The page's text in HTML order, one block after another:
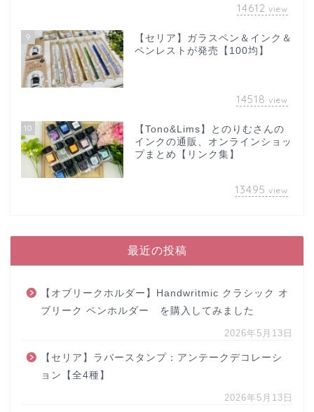
14612 view
9
【セリア】ガラスペン＆インク＆
ペンレストが発売【100均】
14518 view
10
【Tono&Lims】とのりむさんの
インクの通販、オンラインショッ
プまとめ【リンク集】
13495 view
最近の投稿
【オブリークホルダー】Handwritmic クラシック オ
ブリーク ペンホルダー を購入してみました
2026年5月13日
【セリア】ラバースタンプ：アンテークデコレーシ
ョン【全4種】
2026年5月13日